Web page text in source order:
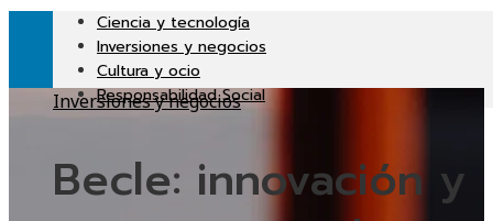
Ciencia y tecnología
Inversiones y negocios
Cultura y ocio
Responsabilidad Social
Inversiones y negocios
Becle: innovación y